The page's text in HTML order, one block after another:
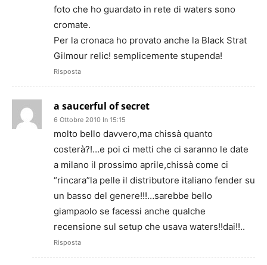
foto che ho guardato in rete di waters sono
cromate.
Per la cronaca ho provato anche la Black Strat
Gilmour relic! semplicemente stupenda!
Risposta
a saucerful of secret
6 Ottobre 2010 In 15:15
molto bello davvero,ma chissà quanto
costerà?!…e poi ci metti che ci saranno le date
a milano il prossimo aprile,chissà come ci
“rincara”la pelle il distributore italiano fender su
un basso del genere!!!…sarebbe bello
giampaolo se facessi anche qualche
recensione sul setup che usava waters!!dai!!..
Risposta